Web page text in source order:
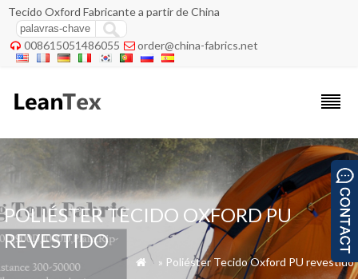
Tecido Oxford Fabricante a partir de China
 008615051486055  order@china-fabrics.net
POLIÉSTER TECIDO OXFORD PU
REVESTIDO
 » » Poliéster Tecido Oxford PU revestido